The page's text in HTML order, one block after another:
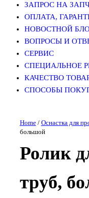
ЗАПРОС НА
ОПЛАТА,
НОВОСТНОЙ
ВОПРОСЫ И
СЕРВИС
СПЕЦИАЛЬНОЕ
КАЧЕСТВО
СПОСОБЫ
Home/ Оснастка для
большой
Ролик
труб,